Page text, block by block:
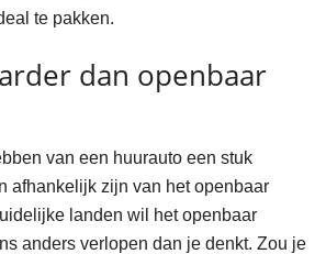
te pakken.
dan openbaar
van een huurauto een stuk
afhankelijk zijn van het openbaar
landen wil het openbaar
anders verlopen dan je denkt. Zou je